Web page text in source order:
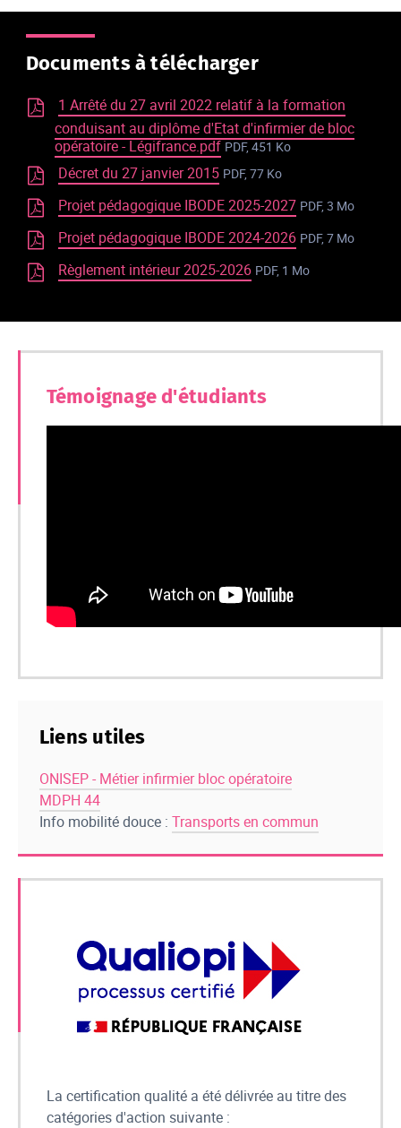
Documents à télécharger
1 Arrêté du 27 avril 2022 relatif à la formation
conduisant au diplôme d'Etat d'infirmier de bloc
opératoire - Légifrance.pdf PDF, 451 Ko
Décret du 27 janvier 2015 PDF, 77 Ko
Projet pédagogique IBODE 2025-2027 PDF, 3 Mo
Projet pédagogique IBODE 2024-2026 PDF, 7 Mo
Règlement intérieur 2025-2026 PDF, 1 Mo
Témoignage d'étudiants
Liens utiles
ONISEP - Métier infirmier bloc opératoire
MDPH 44
Info mobilité douce : Transports en commun
La certification qualité a été délivrée au titre des
catégories d'action suivante :